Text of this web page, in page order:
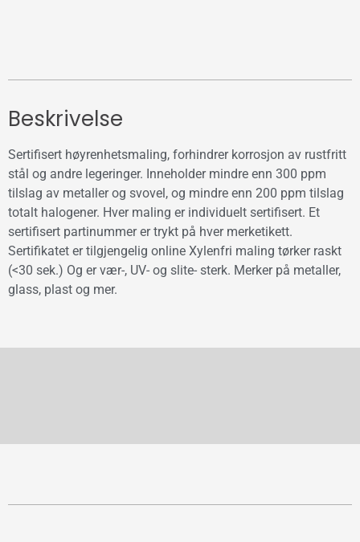
Beskrivelse
Sertifisert høyrenhetsmaling, forhindrer korrosjon av rustfritt
stål og andre legeringer. Inneholder mindre enn 300 ppm
tilslag av metaller og svovel, og mindre enn 200 ppm tilslag
totalt halogener. Hver maling er individuelt sertifisert. Et
sertifisert partinummer er trykt på hver merketikett.
Sertifikatet er tilgjengelig online Xylenfri maling tørker raskt
(<30 sek.) Og er vær-, UV- og slite- sterk. Merker på metaller,
glass, plast og mer.